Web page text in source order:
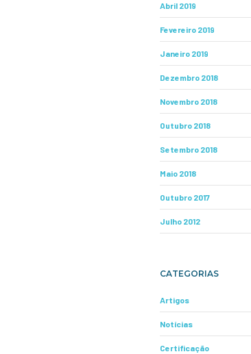
Abril 2019
Fevereiro 2019
Janeiro 2019
Dezembro 2018
Novembro 2018
Outubro 2018
Setembro 2018
Maio 2018
Outubro 2017
Julho 2012
CATEGORIAS
Artigos
Notícias
Certificação